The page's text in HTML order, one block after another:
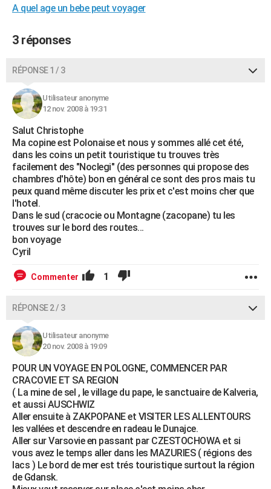
BONS PLANS
CARTE DE VOEUX
DICTIONNAIRE
PROGRAMME TV
COPAINS D'AVANT
S'inscrire
Se connecter
Lycées
Collèges
Primaires
Universités
Entreprises
Service militaire
Avis de recherche
AVIS DE DÉCÈS
FORUM
Bricolage
Lifestyle
Culture
Sport
Auto
Television
Voyage
Cinema
A quel age un bebe peut voyager
3 réponses
RÉPONSE 1 / 3
Utilisateur anonyme
12 nov. 2008 à 19:31
Salut Christophe
Ma copine est Polonaise et nous y sommes allé cet été,
dans les coins un petit touristique tu trouves très
facilement des "Noclegi" (des personnes qui propose des
chambres d'hôte) bon en général ce sont des pros mais tu
peux quand même discuter les prix et c'est moins cher que
l'hotel.
Dans le sud (cracocie ou Montagne (zacopane) tu les
trouves sur le bord des routes...
bon voyage
Cyril
Commenter 1
RÉPONSE 2 / 3
Utilisateur anonyme
20 nov. 2008 à 19:09
POUR UN VOYAGE EN POLOGNE, COMMENCER PAR
CRACOVIE ET SA REGION
( La mine de sel , le village du pape, le sanctuaire de Kalveria,
et aussi AUSCHWIZ
Aller ensuite à ZAKPOPANE et VISITER LES ALLENTOURS
les vallées et descendre en radeau le Dunajce.
Aller sur Varsovie en passant par CZESTOCHOWA et si
vous avez le temps aller dans les MAZURIES ( régions des
lacs ) Le bord de mer est trés touristique surtout la région
de Gdansk.